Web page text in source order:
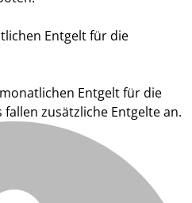
Entgelt für die
Entgelt für die
zusätzliche Entgelte an.